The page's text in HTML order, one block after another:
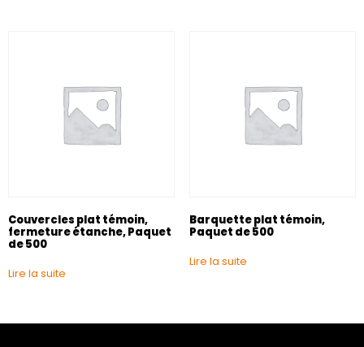
Couvercles plat témoin,
fermeture étanche, Paquet
de 500
Lire la suite
Barquette plat témoin,
Paquet de 500
Lire la suite